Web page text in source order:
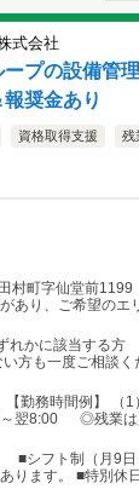
式会社
ープの設備管
奨金あり
資格取得支援 残
田村町字仙堂前
あり、ご希望のエ
台市 ■関東 └東
川崎・相模原・海
原 └さいたま・川
稲沢・清須・小牧
└静岡・浜松・沼
・尼崎・姫路・加
城陽・京田辺・福
れかに該当する
方も一度ご相談
勤務時間例】 （1
翌8:00 ◎残業は
シフト制（月9日
ります。 ■特別休